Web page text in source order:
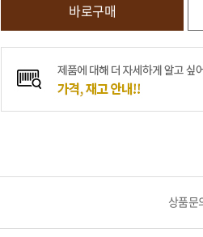
바로구매
상품문